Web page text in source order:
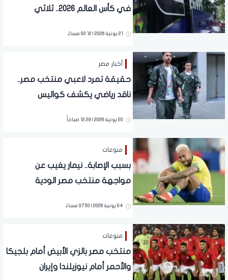
في كأس العالم 2026.. ثلاثي
21 يونية 2026 | 02:12 مساءً
أخبار مصر
حقيقة تمرد لاعبي منتخب مصر..
ناقد رياضي يكشف كواليس
20 يونية 2026 | 12:29 صباحاً
منوعات
بسبب الإصابة.. نيمار يغيب عن
مواجهة منتخب مصر الودية
04 يونية 2026 | 07:50 مساءً
منوعات
منتخب مصر بالزي الأبيض أمام بلجيكا
والأحمر أمام نيوزيلندا وإيران